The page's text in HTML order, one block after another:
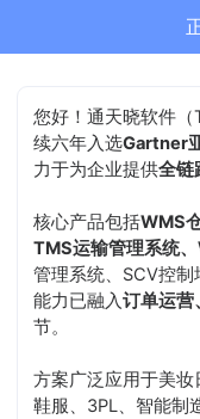
您好！通天晓软件
续六年入选Gartner
力于为企业提供全链
核心产品包括WMS
TMS运输管理系统
管理系统、SCV控
能力已融入订单运营
节。
方案广泛应用于美妆
鞋服、3PL、智能制